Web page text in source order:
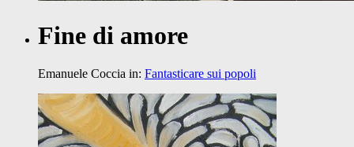
Fine di amore
Emanuele Coccia in: Fantasticare sui popoli